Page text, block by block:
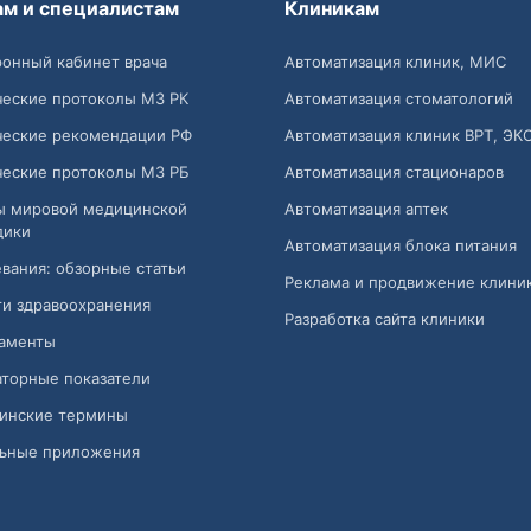
и специалистам
кабинет врача
протоколы МЗ РК
рекомендации РФ
протоколы МЗ РБ
мировой медицинской
обзорные статьи
здравоохранения
показатели
термины
приложения
Клиникам
Автоматизация клиник, МИС
Автоматизация стоматологий
Автоматизация клиник ВРТ,
Автоматизация стационаров
Автоматизация аптек
Автоматизация блока питания
Реклама и продвижение
Разработка сайта клиники